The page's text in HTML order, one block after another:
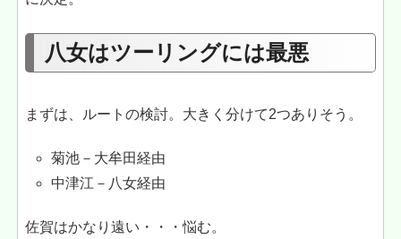
八女はツーリングには最悪
まずは、ルートの検討。大きく分けて2つありそう。
菊池－大牟田経由
中津江－八女経由
佐賀はかなり遠い・・・悩む。